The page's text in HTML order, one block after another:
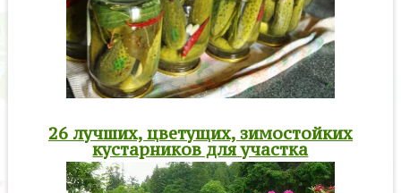
26 лучших, цветущих, зимостойких
кустарников для участка